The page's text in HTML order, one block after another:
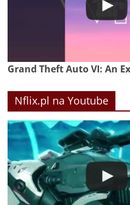
Grand Theft Auto VI: An
Nflix.pl na Youtube